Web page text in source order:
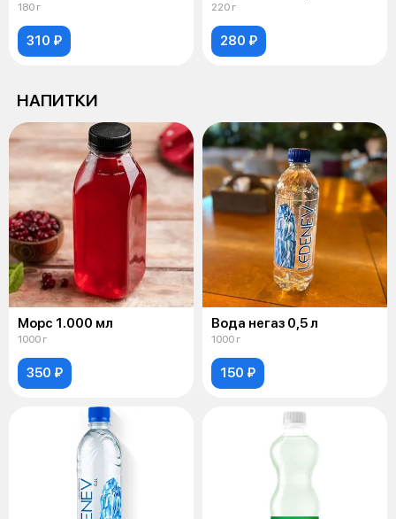
180 г
310 ₽
220 г
280 ₽
НАПИТКИ
Морс 1.000 мл
1000 г
350 ₽
Вода негаз 0,5 л
1000 г
150 ₽